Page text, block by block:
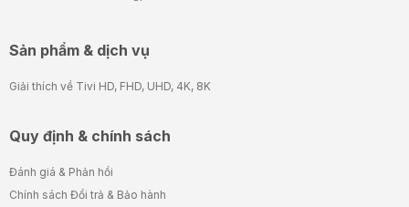
Sản phẩm & dịch vụ
Giải thích về Tivi HD, FHD, UHD, 4K, 8K
Quy định & chính sách
Đánh giá & Phản hồi
Chính sách Đổi trả & Bảo hành